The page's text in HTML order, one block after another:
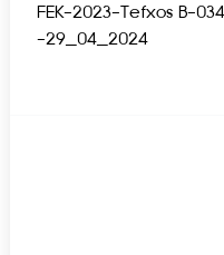
FEK-2023-Tefxos B-
-29_04_2024